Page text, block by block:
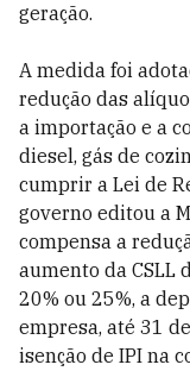
geração.
A medida foi
redução das
a importação e a
diesel, gás de
cumprir a Lei de
governo editou a
compensa a
aumento da CSLL
20% ou 25%, a
empresa, até 31
isenção de IPI na